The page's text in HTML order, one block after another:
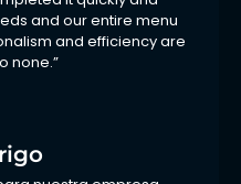
and our entire menu
and efficiency are
none.”